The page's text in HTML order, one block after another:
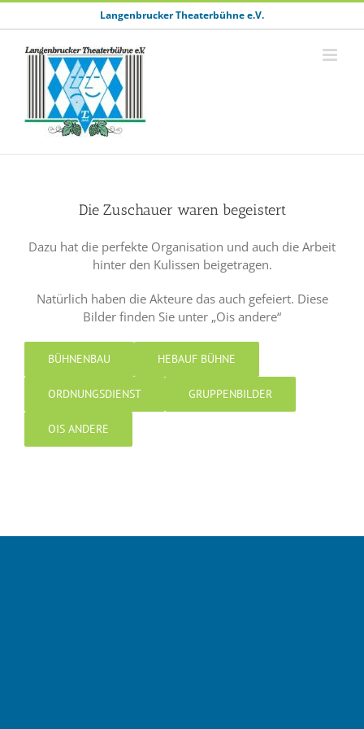
Inhalt
springen
Langenbrucker Theaterbühne e.V.
Die Zuschauer waren begeistert
Dazu hat die perfekte Organisation und auch die Arbeit
hinter den Kulissen beigetragen.
Natürlich haben die Akteure das auch gefeiert. Diese
Bilder finden Sie unter „Ois andere“
BÜHNENBAU HEBAUF BÜHNE
ORDNUNGSDIENST GRUPPENBILDER
OIS ANDERE